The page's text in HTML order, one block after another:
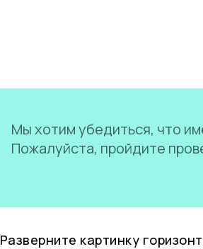
Мы хотим убедиться, что
Пожалуйста, пройдите
Разверните картинку